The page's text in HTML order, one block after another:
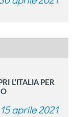
L’ITALIA PER
15 aprile 2021